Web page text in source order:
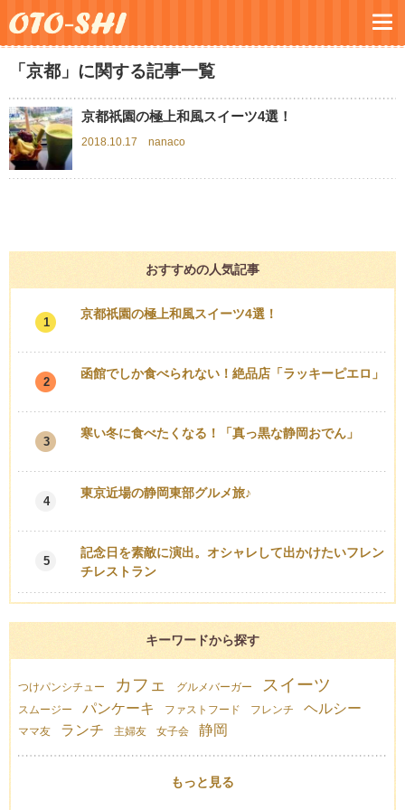
「京都」に関する記事一覧
京都祇園の極上和風スイーツ4選！
2018.10.17 nanaco
おすすめの人気記事
1
京都祇園の極上和風スイーツ4選！
2
函館でしか食べられない！絶品店「ラッキーピエロ」
3
寒い冬に食べたくなる！「真っ黒な静岡おでん」
4
東京近場の静岡東部グルメ旅♪
5
記念日を素敵に演出。オシャレして出かけたいフレン
チレストラン
キーワードから探す
つけパンシチュー カフェ グルメバーガー スイーツ
スムージー パンケーキ ファストフード フレンチ ヘルシー
ママ友 ランチ 主婦友 女子会 静岡
もっと見る